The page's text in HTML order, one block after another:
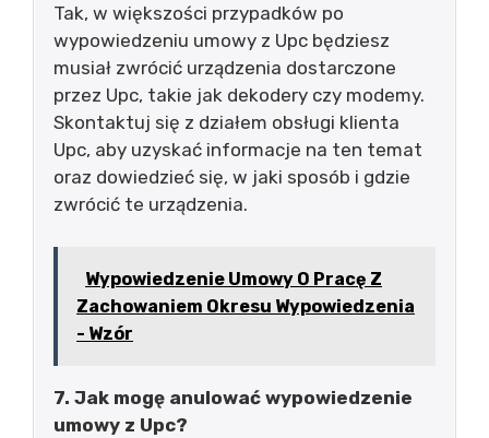
Tak, w większości przypadków po
wypowiedzeniu umowy z Upc będziesz
musiał zwrócić urządzenia dostarczone
przez Upc, takie jak dekodery czy modemy.
Skontaktuj się z działem obsługi klienta
Upc, aby uzyskać informacje na ten temat
oraz dowiedzieć się, w jaki sposób i gdzie
zwrócić te urządzenia.
Wypowiedzenie Umowy O Pracę Z
Zachowaniem Okresu Wypowiedzenia
- Wzór
7. Jak mogę anulować wypowiedzenie
umowy z Upc?